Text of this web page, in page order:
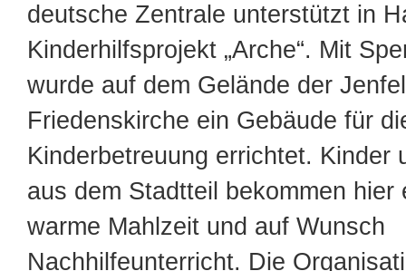
deutsche Zentrale unterstützt in
Kinderhilfsprojekt „Arche“. Mit
wurde auf dem Gelände der
Friedenskirche ein Gebäude für
Kinderbetreuung errichtet. Kinder
aus dem Stadtteil bekommen hier
warme Mahlzeit und auf Wunsch
Nachhilfeunterricht. Die